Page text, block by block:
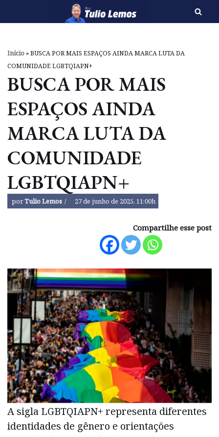
o
conteúdo
Início»BUSCA POR MAIS ESPAÇOS AINDA MARCA LUTA DA
COMUNIDADE LGBTQIAPN+
BUSCA POR MAIS
ESPAÇOS AINDA
MARCA LUTA DA
COMUNIDADE
LGBTQIAPN+
porTulio Lemos 27 de junho de 2025, 11:00h
Compartilhe esse post
A sigla LGBTQIAPN+ representa diferentes
identidades de gênero e orientações